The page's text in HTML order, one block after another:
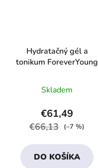
Hydratačný gél a
tonikum ForeverYoung
hodnotenie
produktu
je
5
Skladem
€61,49
€66,13 (–7 %)
DO KOŠÍKA